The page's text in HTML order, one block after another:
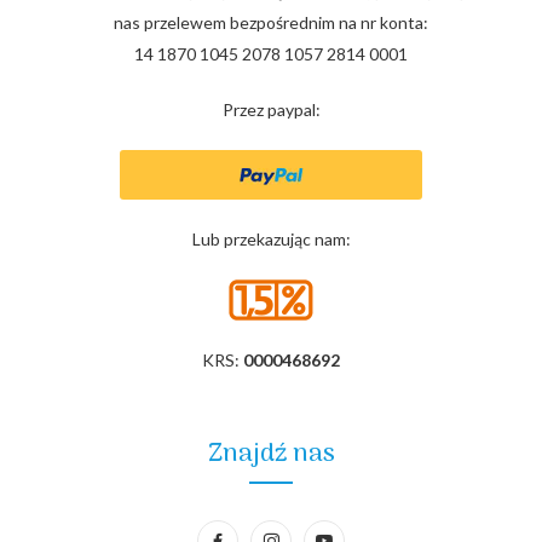
nas przelewem bezpośrednim na nr konta:
14 1870 1045 2078 1057 2814 0001
Przez paypal:
Lub przekazując nam:
KRS: 0000468692
Znajdź nas